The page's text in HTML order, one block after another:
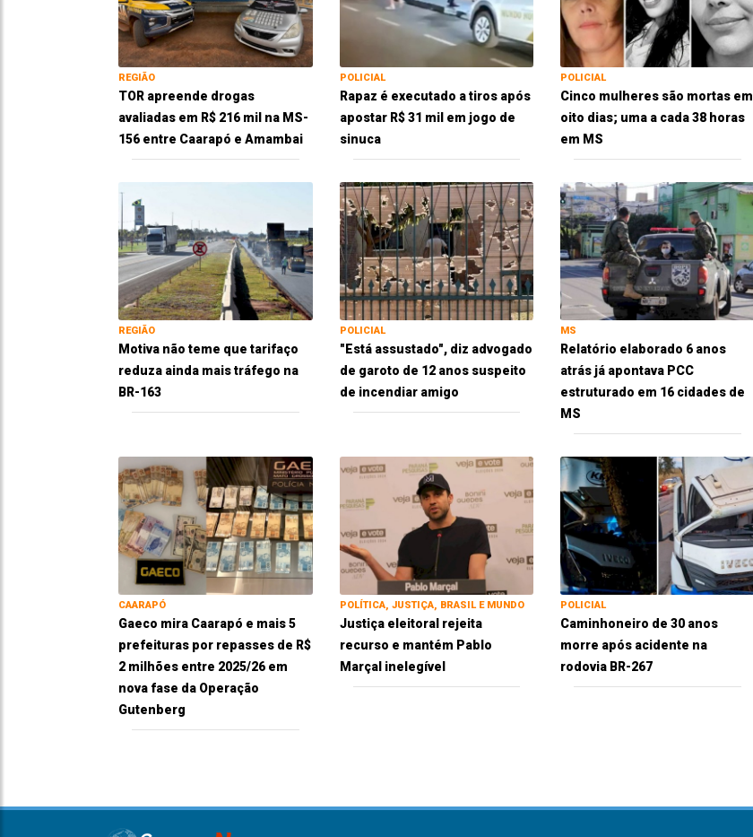
REGIÃO
TOR apreende drogas
avaliadas em R$ 216 mil na MS-
156 entre Caarapó e Amambai
POLICIAL
Rapaz é executado a tiros após
apostar R$ 31 mil em jogo de
sinuca
POLICIAL
Cinco mulheres são mortas em
oito dias; uma a cada 38 horas
em MS
REGIÃO
Motiva não teme que tarifaço
reduza ainda mais tráfego na
BR-163
POLICIAL
"Está assustado", diz advogado
de garoto de 12 anos suspeito
de incendiar amigo
MS
Relatório elaborado 6 anos
atrás já apontava PCC
estruturado em 16 cidades de
MS
CAARAPÓ
Gaeco mira Caarapó e mais 5
prefeituras por repasses de R$
2 milhões entre 2025/26 em
nova fase da Operação
Gutenberg
POLÍTICA, JUSTIÇA, BRASIL E MUNDO
Justiça eleitoral rejeita
recurso e mantém Pablo
Marçal inelegível
POLICIAL
Caminhoneiro de 30 anos
morre após acidente na
rodovia BR-267